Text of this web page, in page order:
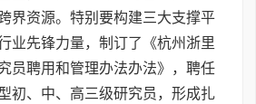
界资源。特别要构建三大支撑平
业先锋力量，制订了《杭州浙里
员聘用和管理办法办法》，聘任
初、中、高三级研究员，形成扎